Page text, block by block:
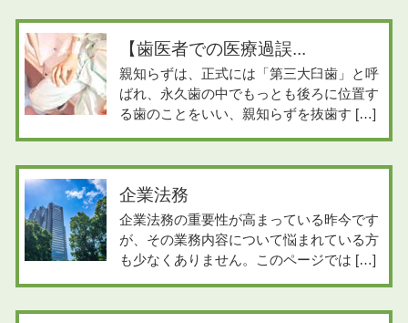
【歯医者での医療過誤...
親知らずは、正式には「第三大臼歯」と呼
ばれ、永久歯の中でもっとも後ろに位置す
る歯のことをいい、親知らずを抜歯す […]
企業法務
企業法務の重要性が高まっている昨今です
が、その業務内容について悩まれている方
も少なくありません。このページでは […]